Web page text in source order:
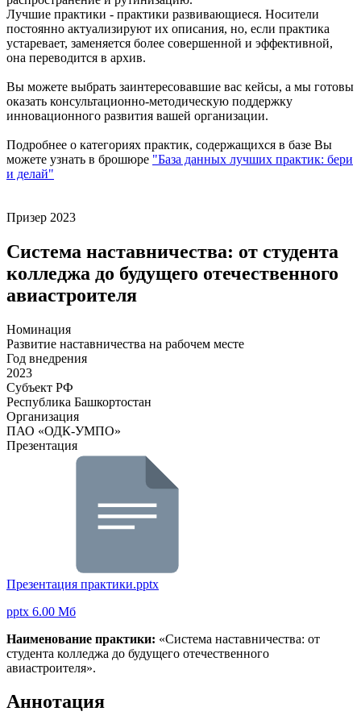
Лучшие практики - практики развивающиеся. Носители
постоянно актуализируют их описания, но, если практика
устаревает, заменяется более совершенной и эффективной,
она переводится в архив.
Вы можете выбрать заинтересовавшие вас кейсы, а мы готовы
оказать консультационно-методическую поддержку
инновационного развития вашей организации.
Подробнее о категориях практик, содержащихся в базе Вы
можете узнать в брошюре "База данных лучших практик: бери
и делай"
Призер 2023
Система наставничества: от студента
колледжа до будущего отечественного
авиастроителя
Номинация
Развитие наставничества на рабочем месте
Год внедрения
2023
Субъект РФ
Республика Башкортостан
Организация
ПАО «ОДК-УМПО»
Презентация
Презентация практики.pptx
pptx 6.00 Мб
Наименование практики: «Система наставничества: от
студента колледжа до будущего отечественного
авиастроителя».
Аннотация